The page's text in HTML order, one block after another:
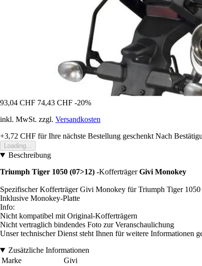
93,04 CHF 74,43 CHF -20%
inkl. MwSt. zzgl. Versandkosten
+3,72 CHF für Ihre nächste Bestellung geschenkt Nach
Loading...
Beschreibung
Triumph Tiger 1050 (07>12) -KofferträgerGivi Monokey
Spezifischer Kofferträger Givi Monokey für Triumph Tiger
Inklusive Monokey-Platte
Info:
Nicht kompatibel mit Original-Kofferträgern
Nicht vertraglich bindendes Foto zur Veranschaulichung
Unser technischer Dienst steht Ihnen für weitere Informationen
Zusätzliche Informationen
Marke
Givi